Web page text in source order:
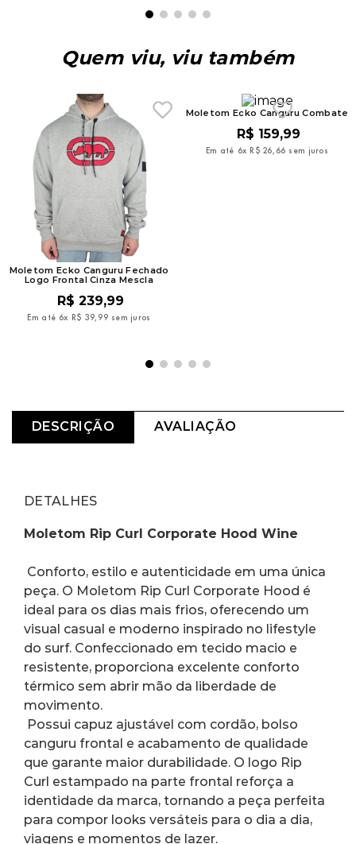
Quem viu, viu também
Moletom Ecko Canguru Fechado
Logo Frontal Cinza Mescla
R$ 239,99
Em até 6x R$ 39, 99 sem juros
Moletom Ecko Canguru Combate
R$ 159,99
Em até 6x R$ 26, 66 sem juros
DESCRIÇÃO AVALIAÇÃO
DETALHES
Moletom Rip Curl Corporate Hood Wine
peça. O Moletom Rip Curl Corporate Hood é
ideal para os dias mais frios, oferecendo um
visual casual e moderno inspirado no lifestyle
do surf. Confeccionado em tecido macio e
resistente, proporciona excelente conforto
térmico sem abrir mão da liberdade de
movimento.
canguru frontal e acabamento de qualidade
que garante maior durabilidade. O logo Rip
Curl estampado na parte frontal reforça a
identidade da marca, tornando a peça perfeita
para compor looks versáteis para o dia a dia,
viagens e momentos de lazer.